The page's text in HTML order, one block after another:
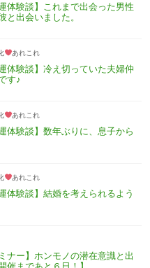
体験談】これまで出会った男性
と出会いました。
あれこれ
体験談】冷え切っていた夫婦仲
す♪
あれこれ
体験談】数年ぶりに、息子から
あれこれ
体験談】結婚を考えられるよう
ナー】ホンモノの潜在意識と出